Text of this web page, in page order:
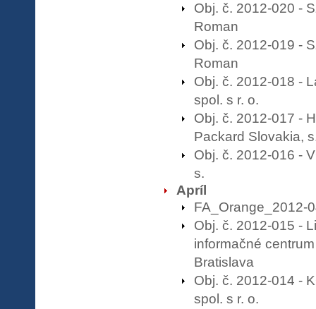
Obj. č. 2012-020 -
Roman
Obj. č. 2012-019 -
Roman
Obj. č. 2012-018 -
spol. s r. o.
Obj. č. 2012-017 -
Packard Slovakia,
Obj. č. 2012-016 -
s.
Apríl
FA_Orange_2012-
Obj. č. 2012-015 -
informačné centrum
Bratislava
Obj. č. 2012-014 -
spol. s r. o.